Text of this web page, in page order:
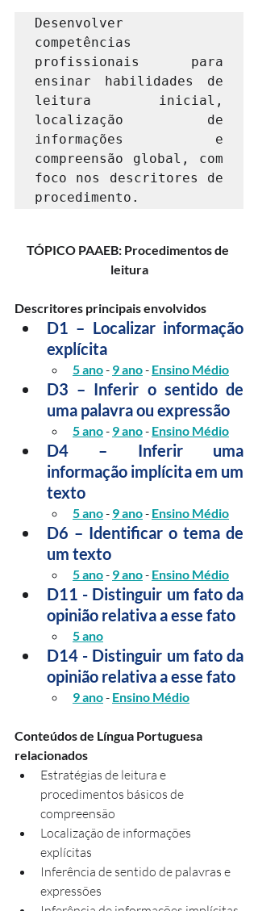
Desenvolver
competências
profissionais para
ensinar habilidades de
leitura inicial,
localização de
informações e
compreensão global, com
foco nos descritores de
procedimento.
TÓPICO PAAEB: Procedimentos de
leitura
Descritores principais envolvidos
D1 – Localizar informação
explícita
5 ano - 9 ano - Ensino Médio
D3 – Inferir o sentido de
uma palavra ou expressão
5 ano - 9 ano - Ensino Médio
D4 – Inferir uma
informação implícita em um
texto
5 ano - 9 ano - Ensino Médio
D6 – Identificar o tema de
um texto
5 ano - 9 ano - Ensino Médio
D11 - Distinguir um fato da
opinião relativa a esse fato
5 ano
D14 - Distinguir um fato da
opinião relativa a esse fato
9 ano - Ensino Médio
Conteúdos de Língua Portuguesa
relacionados
Estratégias de leitura e
procedimentos básicos de
compreensão
Localização de informações
explícitas
Inferência de sentido de palavras e
expressões